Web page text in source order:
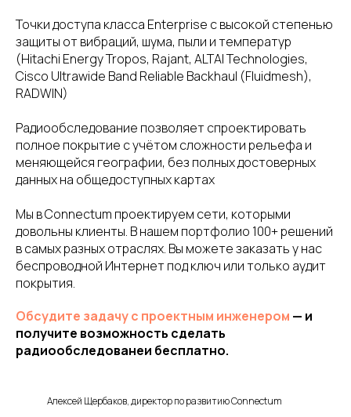
Точки доступа класса Enterprise с высокой степенью
защиты от вибраций, шума, пыли и температур
(Hitachi Energy Tropos, Rajant, ALTAI Technologies,
Cisco Ultrawide Band Reliable Backhaul (Fluidmesh),
RADWIN)
Радиообследование позволяет спроектировать
полное покрытие с учётом сложности рельефа и
меняющейся географии, без полных достоверных
данных на общедоступных картах
Мы в Connectum проектируем сети, которыми
довольны клиенты. В нашем портфолио 100+ решений
в самых разных отраслях. Вы можете заказать у нас
беспроводной Интернет под ключ или только аудит
покрытия.
Обсудите задачу с проектным инженером — и
получите возможность сделать
радиообследованеи бесплатно.
Алексей Щербаков, директор по развитию Connectum